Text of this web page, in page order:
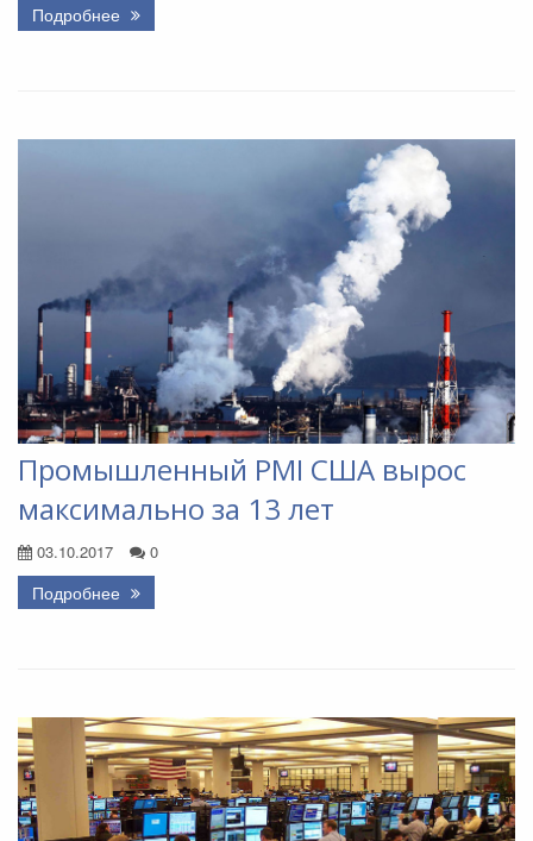
Подробнее
Промышленный PMI США вырос
максимально за 13 лет
03.10.2017 0
Подробнее